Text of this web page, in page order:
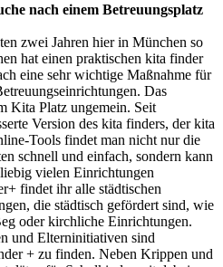
nach einem Betreuungsplatz
zwei Jahren hier in München so
hat einen praktischen kita finder
eine sehr wichtige Maßnahme für
Das
Kita Platz ungemein. Seit
Version des kita finders, der kita
Tools findet man nicht nur die
schnell und einfach, sondern kann
vielen Einrichtungen
findet ihr alle städtischen
die städtisch gefördert sind, wie
oder kirchliche Einrichtungen.
und Elterninitiativen sind
+ zu finden. Neben Krippen und